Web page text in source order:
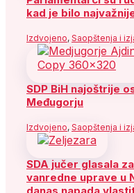
kad je bilo
Izdvojeno, Saopštenja i
SDP BiH najoštrije
Međugorju
Izdvojeno, Saopštenja i
SDA jučer glasala
vanredne uprave u